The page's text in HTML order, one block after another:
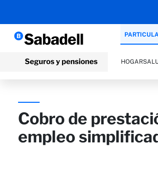
HOGAR
Cobro de
empleo